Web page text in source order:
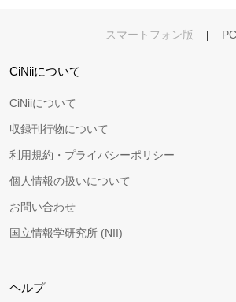
スマートフォン版 |
CiNiiについて
CiNiiについて
収録刊行物について
利用規約・プライバシーポリシー
個人情報の扱いについて
お問い合わせ
国立情報学研究所 (NII)
ヘルプ